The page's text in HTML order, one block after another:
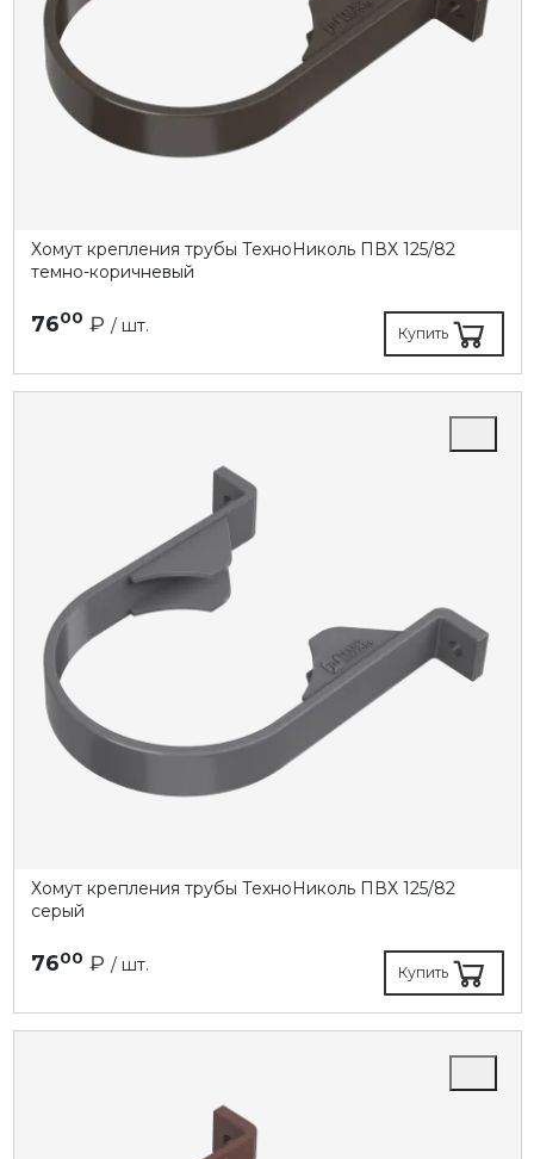
Хомут крепления трубы ТехноНиколь ПВХ 125/82
темно-коричневый
7600 ₽ / шт. Купить
Хомут крепления трубы ТехноНиколь ПВХ 125/82
серый
7600 ₽ / шт. Купить